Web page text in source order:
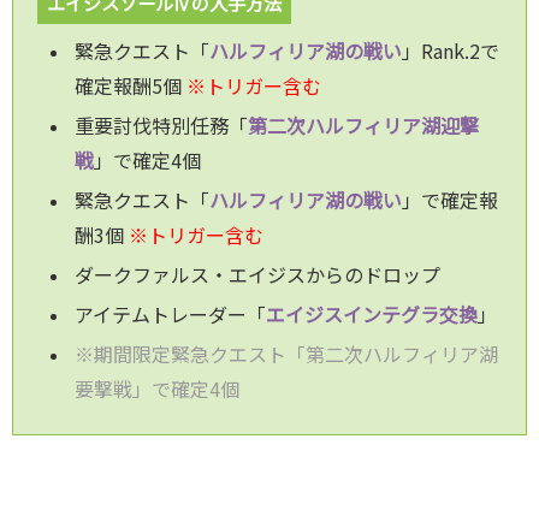
緊急クエスト「ハルフィリ ア湖の戦い 」Rank.2で
確定報酬5個 ※トリガー含む
重要討伐特別任務「第二次ハルフィリア湖迎撃
戦」で確定4個
緊急クエスト「ハルフィリ ア湖の戦い 」で確定報
酬3個 ※トリガー含む
ダークファルス・エイジスからのドロップ
アイテムトレーダー「エイジスインテグラ交換」
※期間限定緊急クエスト「第二次ハルフィリア湖
要撃戦」で確定4個